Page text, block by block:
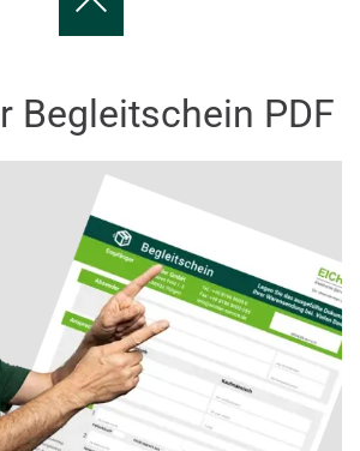
Begleitschein PDF